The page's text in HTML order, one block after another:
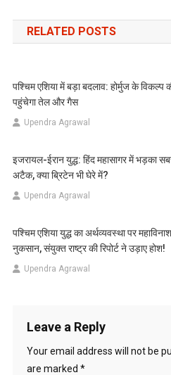
navigation
RELATED POSTS
पश्चिम एशिया में बड़ा बदलाव: होर्मुज के
पहुंचेगा तेल और गैस
Upendra Agrawal
इजरायल-ईरान युद्ध: हिंद महासागर में भड़का सबसे
अटैक, क्या ब्रिटेन भी घेरे में?
Upendra Agrawal
पश्चिम एशिया युद्ध का अर्थव्यवस्था पर
नुकसान, संयुक्त राष्ट्र की रिपोर्ट ने उड़ाए होश!
Upendra Agrawal
Leave a Reply
Your email address will not be
are marked *